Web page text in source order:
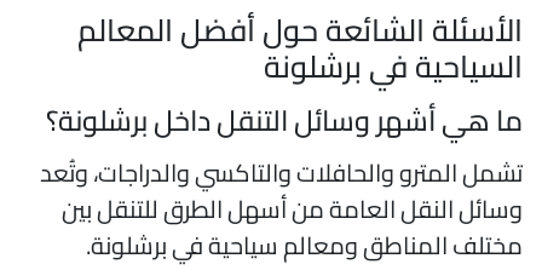
الشائعة حول أفضل المعالم
في برشلونة
هي أشهر وسائل التنقل داخل برشلونة؟
المترو والحافلات والتاكسي والدراجات، وتُعد
النقل العامة من أسهل الطرق للتنقل بين
المناطق ومعالم سياحية في برشلونة.